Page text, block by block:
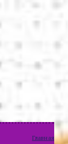
Главная